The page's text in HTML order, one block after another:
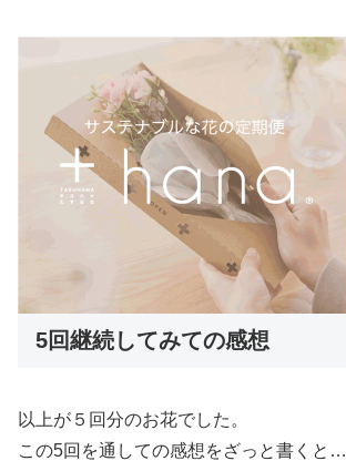
5回継続してみての感想
以上が５回分のお花でした。
この5回を通しての感想をざっと書くと…